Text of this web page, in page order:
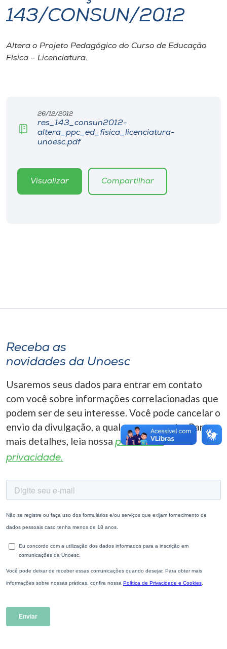
I.nova
Diplomados
Biblioteca
Editora
A-
143/CONSUN/2012
Altera o Projeto Pedagógico do Curso de Educação
Física – Licenciatura.
26/12/2012
res_143_consun2012-
altera_ppc_ed_fisica_licenciatura-
unoesc.pdf
Visualizar Compartilhar
Receba as
novidades da Unoesc
Usaremos seus dados para entrar em contato
com você sobre informações correlacionadas que
podem ser de seu interesse. Você pode cancelar o
envio da divulgação, a qualquer momento. Para
mais detalhes, leia nossa política de
privacidade.